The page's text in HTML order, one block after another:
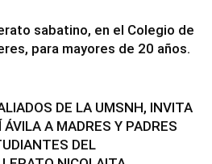
sabatino, en el Colegio de
para mayores de 20 años.
DE LA UMSNH, INVITA
ÁVILA A MADRES Y PADRES
DEL